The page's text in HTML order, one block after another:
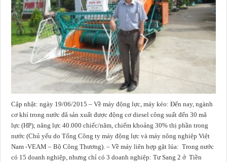
Cập nhật: ngày 19/06/2015 – Về máy động lực, máy kéo: Đến nay, ngành
cơ khí trong nước đã sản xuất được động cơ diesel công suất đến 30 mã
lực (HP); năng lực 40.000 chiếc/năm, chiếm khoảng 30% thị phần trong
nước (Chủ yếu do Tổng Công ty máy động lực và máy nông nghiệp Việt
Nam -VEAM – Bộ Công Thương). – Về máy liên hợp gặt lúa: Trong nước
có 15 doanh nghiệp, nhưng chỉ có 3 doanh nghiệp: Tư Sang 2 ở Tiền